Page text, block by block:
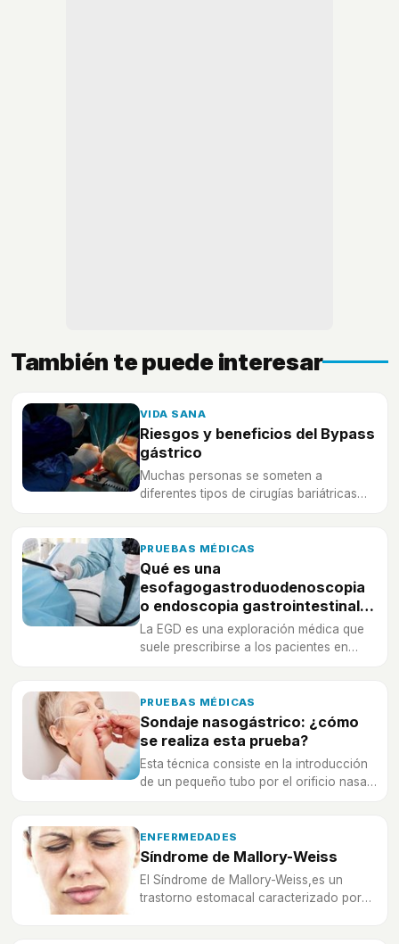
También te puede interesar
VIDA SANA
Riesgos y beneficios del Bypass
gástrico
Muchas personas se someten a
diferentes tipos de cirugías bariátricas
intervención?
PRUEBAS MÉDICAS
Qué es una
esofagogastroduodenoscopia
o endoscopia gastrointestinal
alta
La EGD es una exploración médica que
suele prescribirse a los pacientes en
tienes más información sobre esta
prueba.
PRUEBAS MÉDICAS
Sondaje nasogástrico: ¿cómo
se realiza esta prueba?
Esta técnica consiste en la introducción
de un pequeño tubo por el orificio nasal
sí mismos o en intoxicaciones.
ENFERMEDADES
Síndrome de Mallory-Weiss
El Síndrome de Mallory-Weiss,es un
trastorno estomacal caracterizado por